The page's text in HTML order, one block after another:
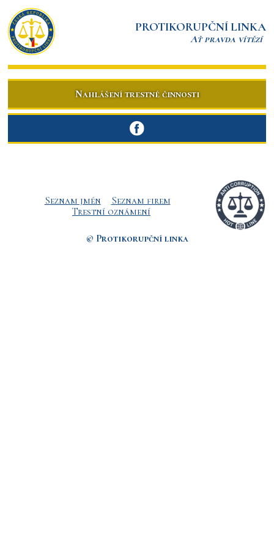
PROTIKORUPČNÍ LINKA
Ať pravda vítězí
Nahlášení trestné činnosti
Seznam jmén
Seznam firem
Trestní oznámení
© Protikorupční linka